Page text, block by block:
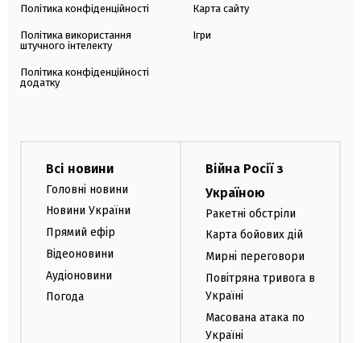
Політика конфіденційності
Політика використання
штучного інтелекту
Політика конфіденційності
додатку
Карта сайту
Ігри
Всі новини
Головні новини
Новини України
Прямий ефір
Відеоновини
Аудіоновини
Погода
Війна Росії з
Україною
Ракетні обстріли
Карта бойових дій
Мирні переговори
Повітряна тривога в
Україні
Масована атака по
Україні